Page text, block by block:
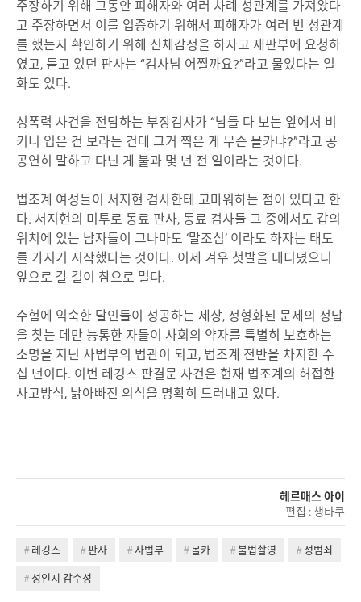
주장하기 위해 그동안 피해자와 여러 차례 성관계를 가져왔다
고 주장하면서 이를 입증하기 위해서 피해자가 여러 번 성관계
를 했는지 확인하기 위해 신체감정을 하자고 재판부에 요청하
였고, 듣고 있던 판사는 “검사님 어쩔까요?”라고 물었다는 일
화도 있다.
성폭력 사건을 전담하는 부장검사가 “남들 다 보는 앞에서 비
키니 입은 건 보라는 건데 그거 찍은 게 무슨 몰카냐?”라고 공
공연히 말하고 다닌 게 불과 몇 년 전 일이라는 것이다.
법조계 여성들이 서지현 검사한테 고마워하는 점이 있다고 한
다. 서지현의 미투로 동료 판사, 동료 검사들 그 중에서도 갑의
위치에 있는 남자들이 그나마도 ‘말조심’ 이라도 하자는 태도
를 가지기 시작했다는 것이다. 이제 겨우 첫발을 내디뎠으니
앞으로 갈 길이 참으로 멀다.
수험에 익숙한 달인들이 성공하는 세상, 정형화된 문제의 정답
을 찾는 데만 능통한 자들이 사회의 약자를 특별히 보호하는
소명을 지닌 사법부의 법관이 되고, 법조계 전반을 차지한 수
십 년이다. 이번 레깅스 판결문 사건은 현재 법조계의 허접한
사고방식, 낡아빠진 의식을 명확히 드러내고 있다.
헤르매스 아이
편집 : 챙타쿠
레깅스 판사 사법부 몰카 불법촬영 성범죄
성인지 감수성